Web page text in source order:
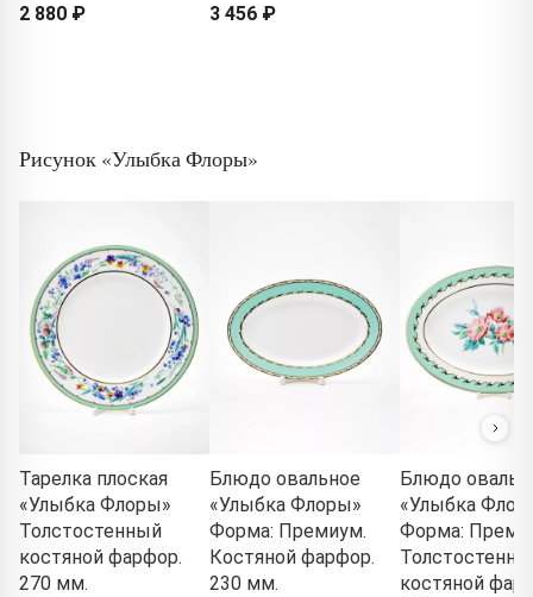
2 880 ₽
3 456 ₽
Рисунок «Улыбка Флоры»
Тарелка плоская
«Улыбка Флоры»
Толстостенный
костяной фарфор.
270 мм.
Блюдо овальное
«Улыбка Флоры»
Форма: Премиум.
Костяной фарфор.
230 мм.
Блюдо
«Улыбка
Форма:
костяной